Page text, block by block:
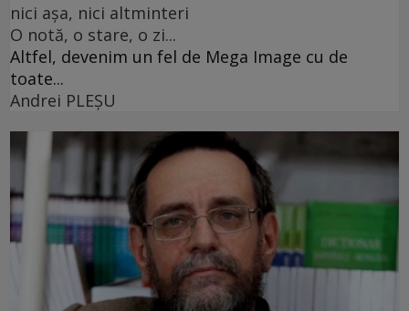
nici așa, nici altminteri
O notă, o stare, o zi...
Altfel, devenim un fel de Mega Image cu de
toate...
Andrei PLEŞU